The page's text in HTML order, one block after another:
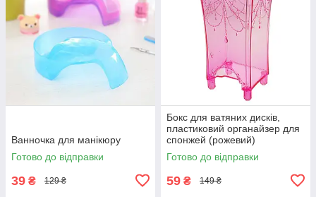
Ванночка для манікюру
Готово до відправки
39 ₴ 129 ₴
Бокс для ватяних дисків,
пластиковий органайзер для
спонжей (рожевий)
Готово до відправки
59 ₴ 149 ₴